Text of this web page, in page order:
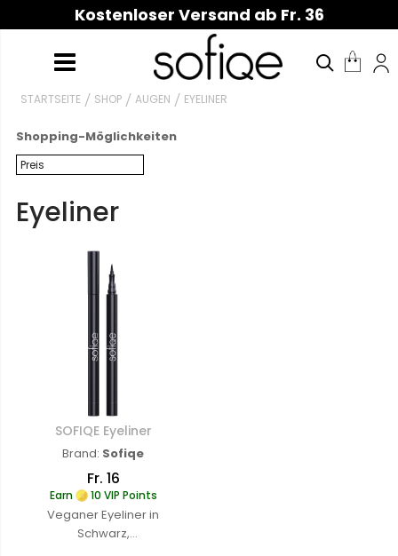
Kostenloser Versand ab Fr. 36
STARTSEITE SHOP AUGEN EYELINER
Eyeliner
SOFIQE Eyeliner
SOFIQE Eyeliner
Brand: Sofiqe
Fr. 16
Earn 10 VIP Points
Veganer Eyeliner in
Schwarz,
Shopping-Möglichkeiten
Preis